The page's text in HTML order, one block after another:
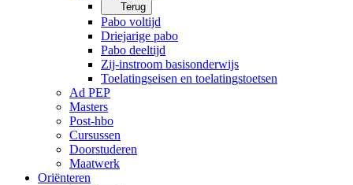
Terug
Pabo voltijd
Driejarige pabo
Pabo deeltijd
Zij-instroom basisonderwijs
Toelatingseisen en toelatingstoetsen
Ad PEP
Masters
Post-hbo
Cursussen
Doorstuderen
Maatwerk
Oriënteren